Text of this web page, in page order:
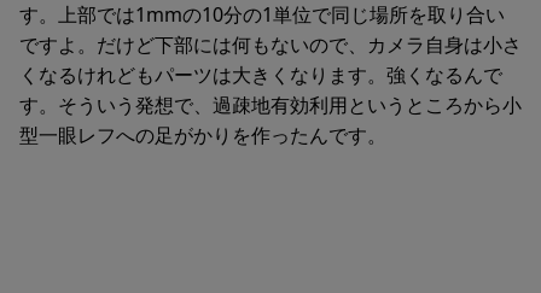
す。上部では1mmの10分の1単位で同じ場所を取り合い
ですよ。だけど下部には何もないので、カメラ自身は小さ
くなるけれどもパーツは大きくなります。強くなるんで
す。そういう発想で、過疎地有効利用というところから小
型一眼レフへの足がかりを作ったんです。